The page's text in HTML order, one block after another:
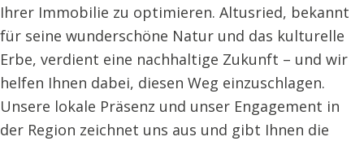
Ihrer Immobilie zu optimieren. Altusried, bekannt
für seine wunderschöne Natur und das kulturelle
Erbe, verdient eine nachhaltige Zukunft – und wir
helfen Ihnen dabei, diesen Weg einzuschlagen.
Unsere lokale Präsenz und unser Engagement in
der Region zeichnet uns aus und gibt Ihnen die